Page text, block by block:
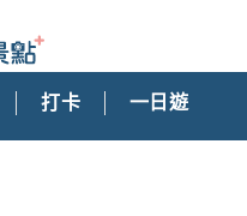
打卡 一日遊